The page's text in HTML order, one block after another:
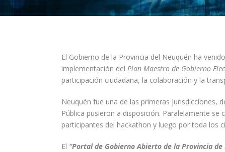
El Gobierno de la Provincia del Neuquén ha
implementación del Plan Maestro de Gobierno
participación ciudadana, la colaboración y la
Neuquén fue una de las primeras jurisdicciones,
Pública pusieron a disposición. Paralelamente
participantes del hackathon y luego por toda los
El “Portal de Gobierno Abierto de la Provincia de